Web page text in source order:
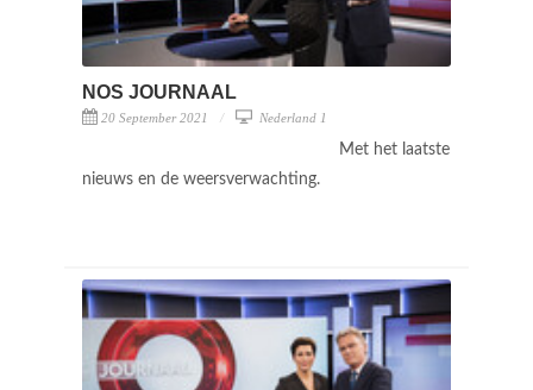
NOS JOURNAAL
20 September 2021 Nederland 1
Met het laatste
nieuws en de weersverwachting.